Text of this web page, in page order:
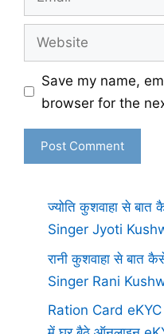
Website
Save my name,
browser for the
ज्योति कुशवाहा से
Singer Jyoti
रानी कुशवाहा से बात
Singer Rani
Ration Card eKYC